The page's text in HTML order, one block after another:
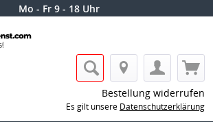
Mo - Fr 9 - 18 Uhr
Bestellung widerrufen
Es gilt unsere Datenschutzerklärung